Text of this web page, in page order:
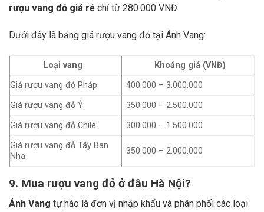
rượu vang đỏ giá rẻ chỉ từ 280.000 VNĐ.
Dưới đây là bảng giá rượu vang đỏ tại Ánh Vang:
Loại vang
Khoảng giá (VNĐ)
Giá rượu vang đỏ Pháp:
400.000 – 3.000.000
Giá rượu vang đỏ Ý:
350.000 – 2.500.000
Giá rượu vang đỏ Chile:
300.000 – 1.500.000
Giá rượu vang đỏ Tây Ban
Nha
350.000 – 2.000.000
9. Mua rượu vang đỏ ở đâu Hà Nội?
Ánh Vang tự hào là đơn vị nhập khẩu và phân phối các loại